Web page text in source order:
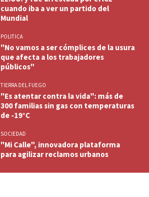
cuando iba a ver un partido del
Mundial
POLITICA
"No vamos a ser cómplices de la usura
que afecta a los trabajadores
públicos"
TIERRA DEL FUEGO
"Es atentar contra la vida": más de
300 familias sin gas con temperaturas
de -19°C
SOCIEDAD
"Mi Calle", innovadora plataforma
para agilizar reclamos urbanos